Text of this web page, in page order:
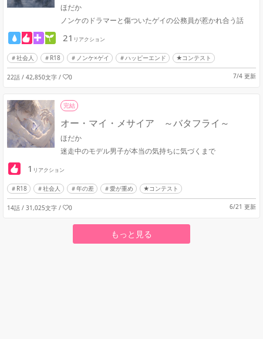
ほだか
ノンケのドラマーと傷ついたゲイの公務員が惹かれ合う話
21 リアクション
社会人 R18 ノンケ×ゲイ ハッピーエンド ★コンテスト
22話 / 42,850文字 / 0 7/4 更新
完結
オー・マイ・メサイア ～バタフライ～
ほだか
迷走中のモデル男子が本当の気持ちに気づくまで
1 リアクション
R18 社会人 年の差 愛が重め ★コンテスト
14話 / 31,025文字 / 0 6/21 更新
もっと見る